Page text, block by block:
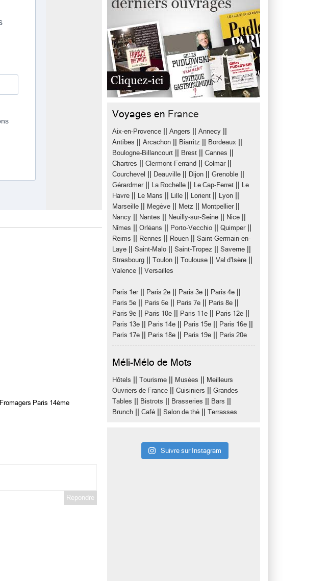
Fromagers Paris 14ème
Répondre
Voyages en France
Aix-en-Provence Angers Annecy
Antibes Arcachon Biarritz Bordeaux
Boulogne-Billancourt Brest Cannes
Chartres Clermont-Ferrand Colmar||
Courchevel Deauville Dijon Grenoble
Gérardmer|| La Rochelle Le Cap-Ferret
Le
Havre
Le Mans Lille Lorient Lyon
Marseille Megève Metz Montpellier||
Nancy Nantes Neuilly-sur-Seine Nice
Nîmes Orléans Porto-Vecchio Quimper||
Reims Rennes Rouen
Saint-Germain-en-
Laye
Saint-Malo Saint-Tropez Saverne
Strasbourg Toulon Toulouse Val d'Isère
Valence Versailles
Paris 1er|| Paris 2e Paris 3e Paris 4e
Paris 5e Paris 6e Paris 7e Paris 8e
Paris 9e Paris 10e Paris 11e Paris 12e
Paris 13e Paris 14e Paris 15e Paris 16e
Paris 17e Paris 18e Paris 19e Paris 20e
Méli-Mélo de Mots
Hôtels Tourisme Musées
Meilleurs
Ouvriers de France
Cuisiniers
Grandes
Tables
Bistrots Brasseries Bars
Brunch Café Salon de thé Terrasses
Suivre sur Instagram